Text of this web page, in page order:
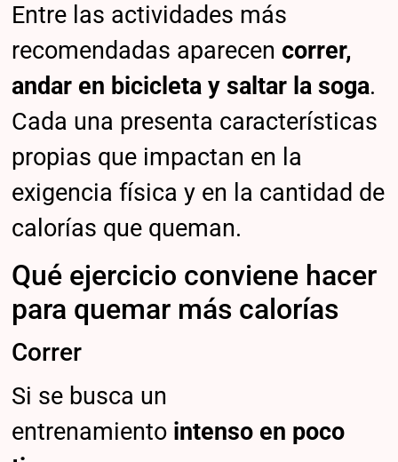
Entre las actividades más
recomendadas aparecencorrer,
andar en bicicleta y saltar la soga.
Cada una presenta características
propias que impactan en la
exigencia física y en la cantidad de
calorías que queman.
Qué ejercicio conviene hacer
para quemar más calorías
Correr
Si se busca un
entrenamiento intenso en poco